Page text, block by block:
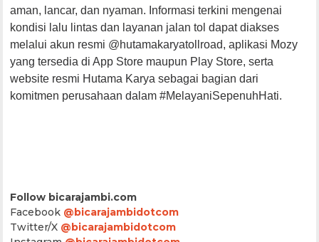
aman, lancar, dan nyaman. Informasi terkini mengenai
kondisi lalu lintas dan layanan jalan tol dapat diakses
melalui akun resmi @hutamakaryatollroad, aplikasi Mozy
yang tersedia di App Store maupun Play Store, serta
website resmi Hutama Karya sebagai bagian dari
komitmen perusahaan dalam #MelayaniSepenuhHati.
Follow bicarajambi.com
Facebook @bicarajambidotcom
Twitter/X @bicarajambidotcom